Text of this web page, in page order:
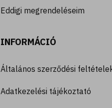
Eddigi megrendeléseim
INFORMÁCIÓ
Általános szerződési
Adatkezelési tájékoztató